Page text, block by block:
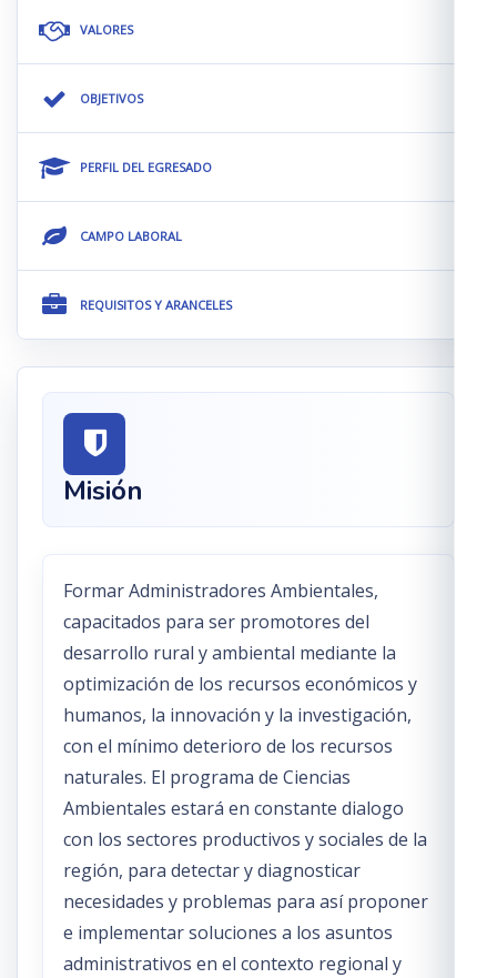
VALORES
OBJETIVOS
PERFIL DEL EGRESADO
CAMPO LABORAL
REQUISITOS Y ARANCELES
Misión
Formar Administradores Ambientales,
capacitados para ser promotores del
desarrollo rural y ambiental mediante la
optimización de los recursos económicos y
humanos, la innovación y la investigación,
con el mínimo deterioro de los recursos
naturales. El programa de Ciencias
Ambientales estará en constante dialogo
con los sectores productivos y sociales de la
región, para detectar y diagnosticar
necesidades y problemas para así proponer
e implementar soluciones a los asuntos
administrativos en el contexto regional y